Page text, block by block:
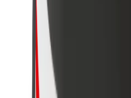
Missiya
İnvestorlarla əlaqələr